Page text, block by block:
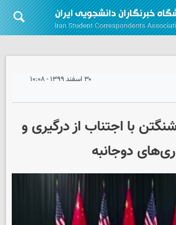
۳۰ اسفند ۱۳۹۹ - ۱۰:۰۸
با اجتناب از درگیری و
دوجانبه